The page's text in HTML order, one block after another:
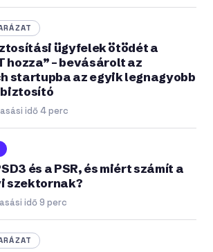
ügyfelek ötödét a
hozza” – bevásárolt az
startupba az egyik legnagyobb
idő 4 perc
és a PSR, és miért számít a
szektornak?
idő 9 perc